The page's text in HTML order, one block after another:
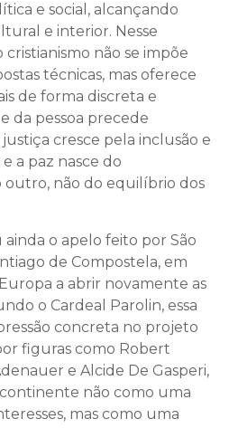
e social, alcançando
e interior. Nesse
não se impõe
técnicas, mas oferece
de forma discreta e
da pessoa precede
cresce pela inclusão e
a paz nasce do
não do equilíbrio dos
o apelo feito por São
de Compostela, em
a abrir novamente as
o Cardeal Parolin, essa
concreta no projeto
figuras como Robert
e Alcide De Gasperi,
não como uma
mas como uma